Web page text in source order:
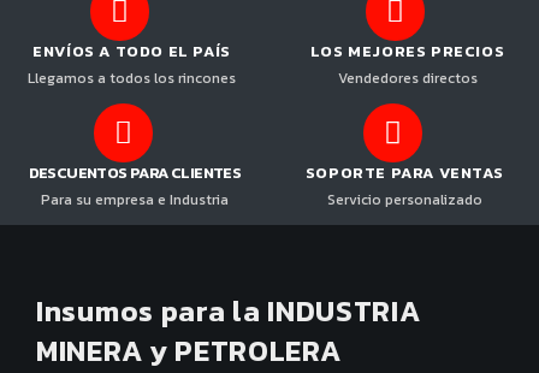
ENVÍOS A TODO EL PAÍS
Llegamos a todos los rincones
LOS MEJORES PRECIOS
Vendedores directos
DESCUENTOS PARA CLIENTES
Para su empresa e Industria
SOPORTE PARA VENTAS
Servicio personalizado
Insumos para la INDUSTRIA
MINERA y PETROLERA